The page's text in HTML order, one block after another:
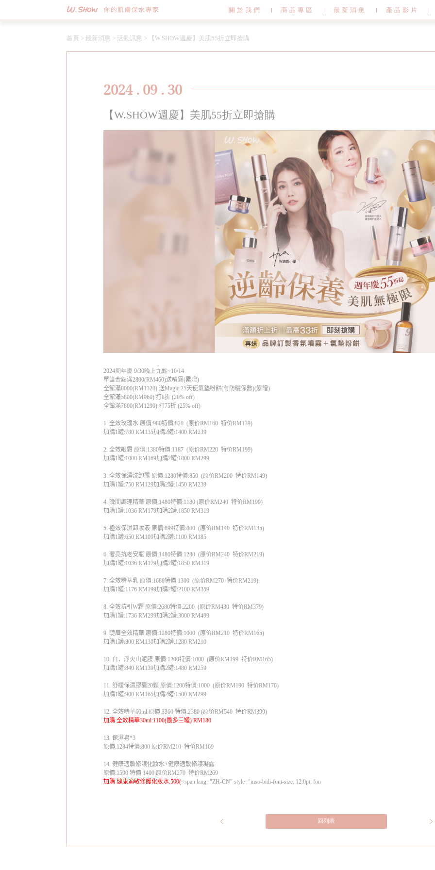
關於我們 商品專區 最新消息 產品影片
首頁 > 最新消息 > 活動訊息 > 【W.SHOW週慶】美肌55折立即搶購
2024 . 09 . 30
【W.SHOW週慶】美肌55折立即搶購
2024周年慶 9/30晚上九點~10/14
單筆金額滿2800(RM460)送噴霧(累贈)
全館滿8000(RM1320) 送Magic 25天使氣墊粉餅(有防曬係數)(累贈)
全館滿5800(RM960) 打 8折 (20% off)
全館滿7800(RM1290) 打 75折 (25% off)
1. 全效玫瑰水 原價:980特價:820 (原价RM160 特价RM139)
加購1罐:780 RM135加購2罐:1400 RM239
2. 全效眼霜 原價:1380特價:1187 (原价RM220 特价RM199)
加購1罐:1000 RM169加購2罐:1800 RM299
3. 全效保濕洗卸露 原價:1280特價:850 (原价RM200 特价RM149)
加購1罐:750 RM129加購2罐:1450 RM239
4. 晚間調理精華 原價:1480特價:1180 (原价RM240 特价RM199)
加購1罐:1036 RM179加購2罐:1850 RM319
5. 極效保濕卸妝液 原價:899特價:800 (原价RM140 特价RM135)
加購1罐:650 RM109加購2罐:1100 RM185
6. 奢亮抗老安瓶 原價:1480特價:1280 (原价RM240 特价RM219)
加購1罐:1036 RM179加購2罐:1850 RM319
7. 全效精萃乳 原價:1680特價:1300 (原价RM270 特价RM219)
加購1罐:1176 RM199加購2罐:2100 RM359
8. 全效抗引 W霜 原價:2680特價:2200 (原价RM430 特价RM379)
加購1罐:1736 RM299加購2罐:3000 RM499
9. 睫眉全效精華 原價:1280特價:1000 (原价RM210 特价RM165)
加購1罐:800 RM130加購2罐:1280 RM210
10. 白．淨火山泥膜 原價:1200特價:1000 (原价RM199 特价RM165)
加購1罐:840 RM139加購2罐:1480 RM259
11. 舒緩保濕膠囊20顆 原價:1200特價:1000 (原价RM190 特价RM170)
加購1罐:900 RM165加購2罐:1500 RM299
12. 全效精華60ml 原價:3360 特價:2380 (原价RM540 特价RM399)
加購 全效精華30ml:1100(最多三罐) RM180
13. 保濕皂*3
原價:1284特價:800 原价RM210 特价RM169
14. 健康適敏修護化妝水+健康適敏修護凝露
原價:1590 特價:1400 原价RM270 特价RM269
加購 健康適敏修護化妝水:500(<span lang="ZH-CN" style="mso-bidi-font-size: 12.0pt; fon
回列表